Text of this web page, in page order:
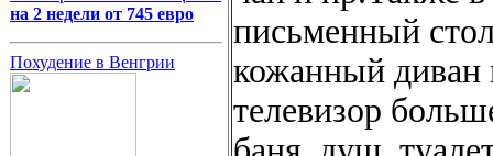
на 2 недели от 745 евро
Похудение в Венгрии
письменный
кожанный диван
телевизор